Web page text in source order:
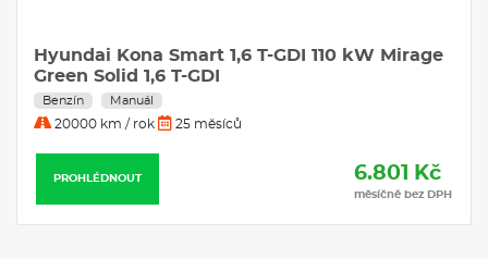
Hyundai Kona Smart 1,6 T-GDI 110 kW Mirage
Green Solid 1,6 T-GDI
Benzín Manuál
20000 km / rok 25 měsíců
PROHLÉDNOUT 6.801 Kč
měsíčně bez DPH